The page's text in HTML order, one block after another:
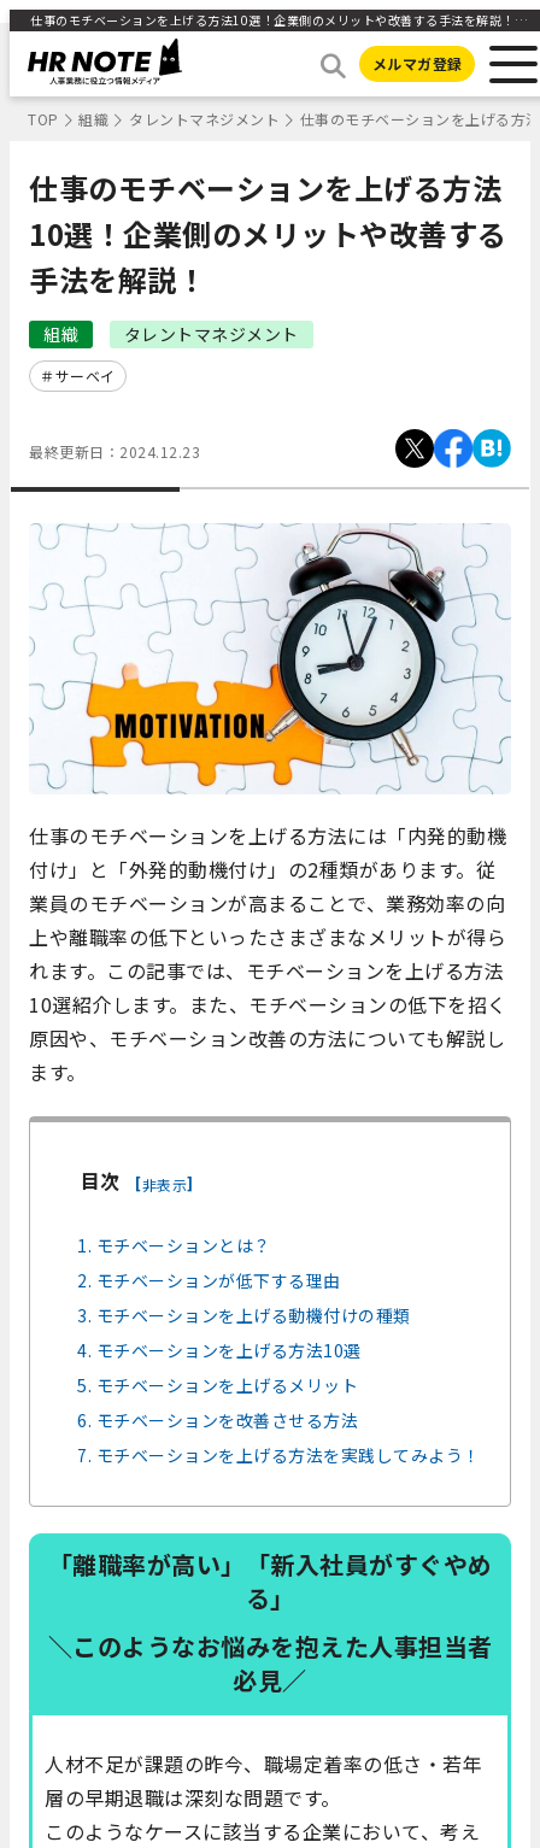
仕事のモチベーションを上げる方法10選！企業側のメリットや改善する手法を解説！ ｜HR NOTE
メルマガ登録
TOP 組織 タレントマネジメント 仕事のモチベーションを上げる方
仕事のモチベーションを上げる方法
10選！企業側のメリットや改善する
手法を解説！
組織 タレントマネジメント
サーベイ
最終更新日： 2024.12.23
仕事のモチベーションを上げる方法には「内発的動機
付け」と「外発的動機付け」の2種類があります。従
業員のモチベーションが高まることで、業務効率の向
上や離職率の低下といったさまざまなメリットが得ら
れます。この記事では、モチベーションを上げる方法
10選紹介します。また、モチベーションの低下を招く
原因や、モチベーション改善の方法についても解説し
ます。
目次 [非表示]
1. モチベーションとは？
2. モチベーションが低下する理由
3. モチベーションを上げる動機付けの種類
4. モチベーションを上げる方法10選
5. モチベーションを上げるメリット
6. モチベーションを改善させる方法
7. モチベーションを上げる方法を実践してみよう！
「離職率が高い」「新入社員がすぐやめ
る」
＼このようなお悩みを抱えた人事担当者
必見／
人材不足が課題の昨今、職場定着率の低さ・若年
層の早期退職は深刻な問題です。
このようなケースに該当する企業において、考え